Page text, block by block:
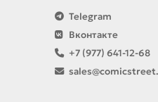
Telegram
Вконтакте
+7 (977) 641-12-68